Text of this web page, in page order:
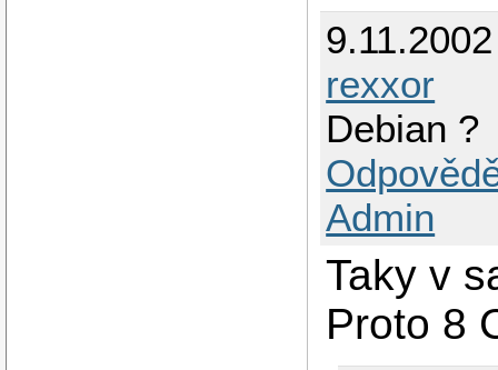
rexxor
Debian ?
Admin
Taky v
Proto 8